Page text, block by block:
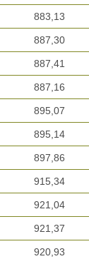
883,13
887,30
887,41
887,16
895,07
895,14
897,86
915,34
921,04
921,37
920,93